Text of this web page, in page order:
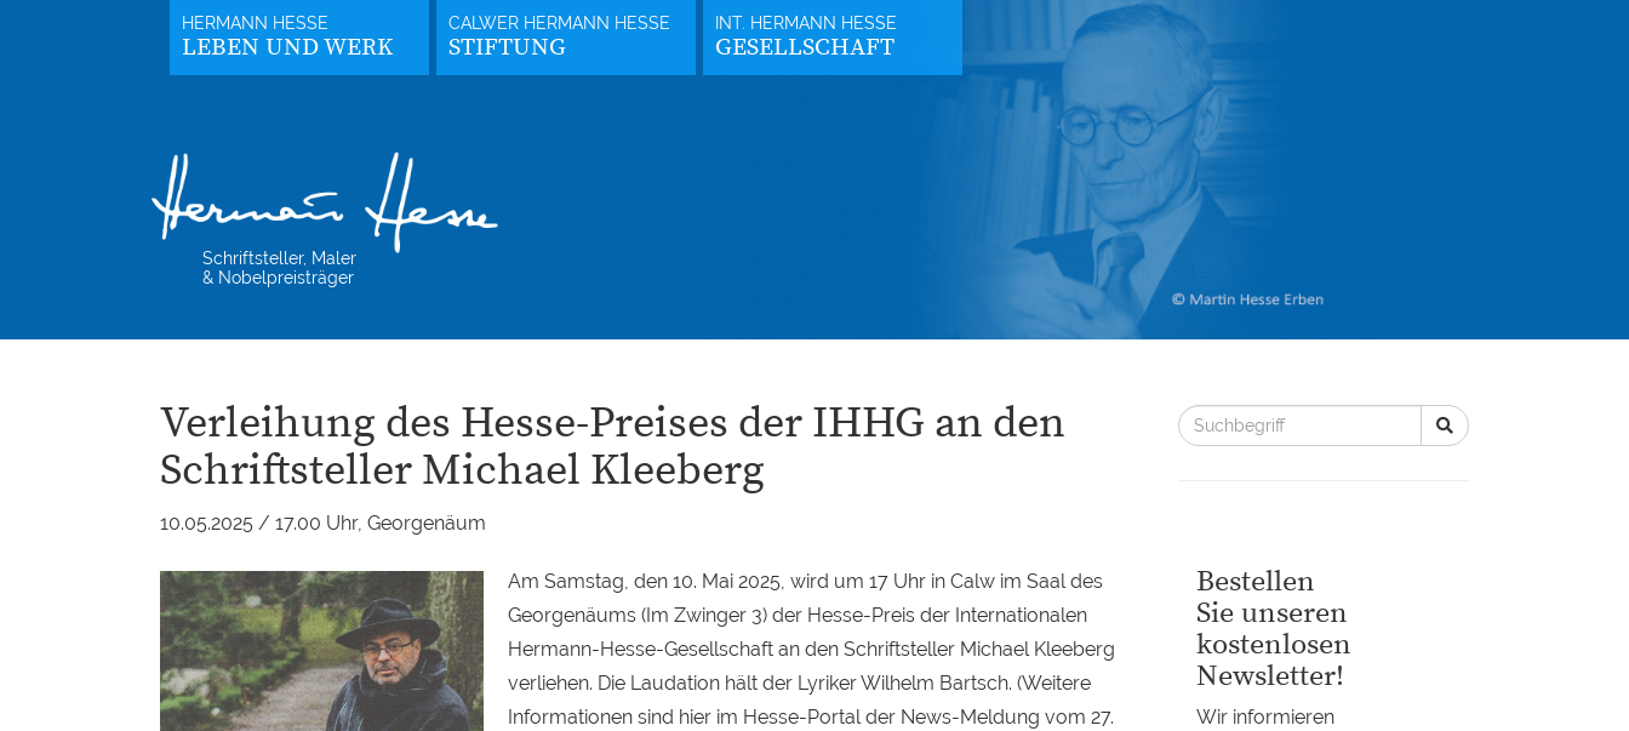
LEBEN UND WERK STIFTUNG GESELLSCHAFT
Schriftsteller, Maler
& Nobelpreisträger
Verleihung des Hesse-Preises der IHHG an den
Schriftsteller Michael Kleeberg
10.05.2025 / 17.00 Uhr, Georgenäum
Am Samstag, den 10. Mai 2025, wird um 17 Uhr in Calw im Saal des
Georgenäums (Im Zwinger 3) der Hesse-Preis der Internationalen
Hermann-Hesse-Gesellschaft an den Schriftsteller Michael Kleeberg
verliehen. Die Laudation hält der Lyriker Wilhelm Bartsch. (Weitere
Informationen sind hier im Hesse-Portal der News-Meldung vom 27.
Bestellen
Sie unseren
kostenlosen
Newsletter!
Wir informieren